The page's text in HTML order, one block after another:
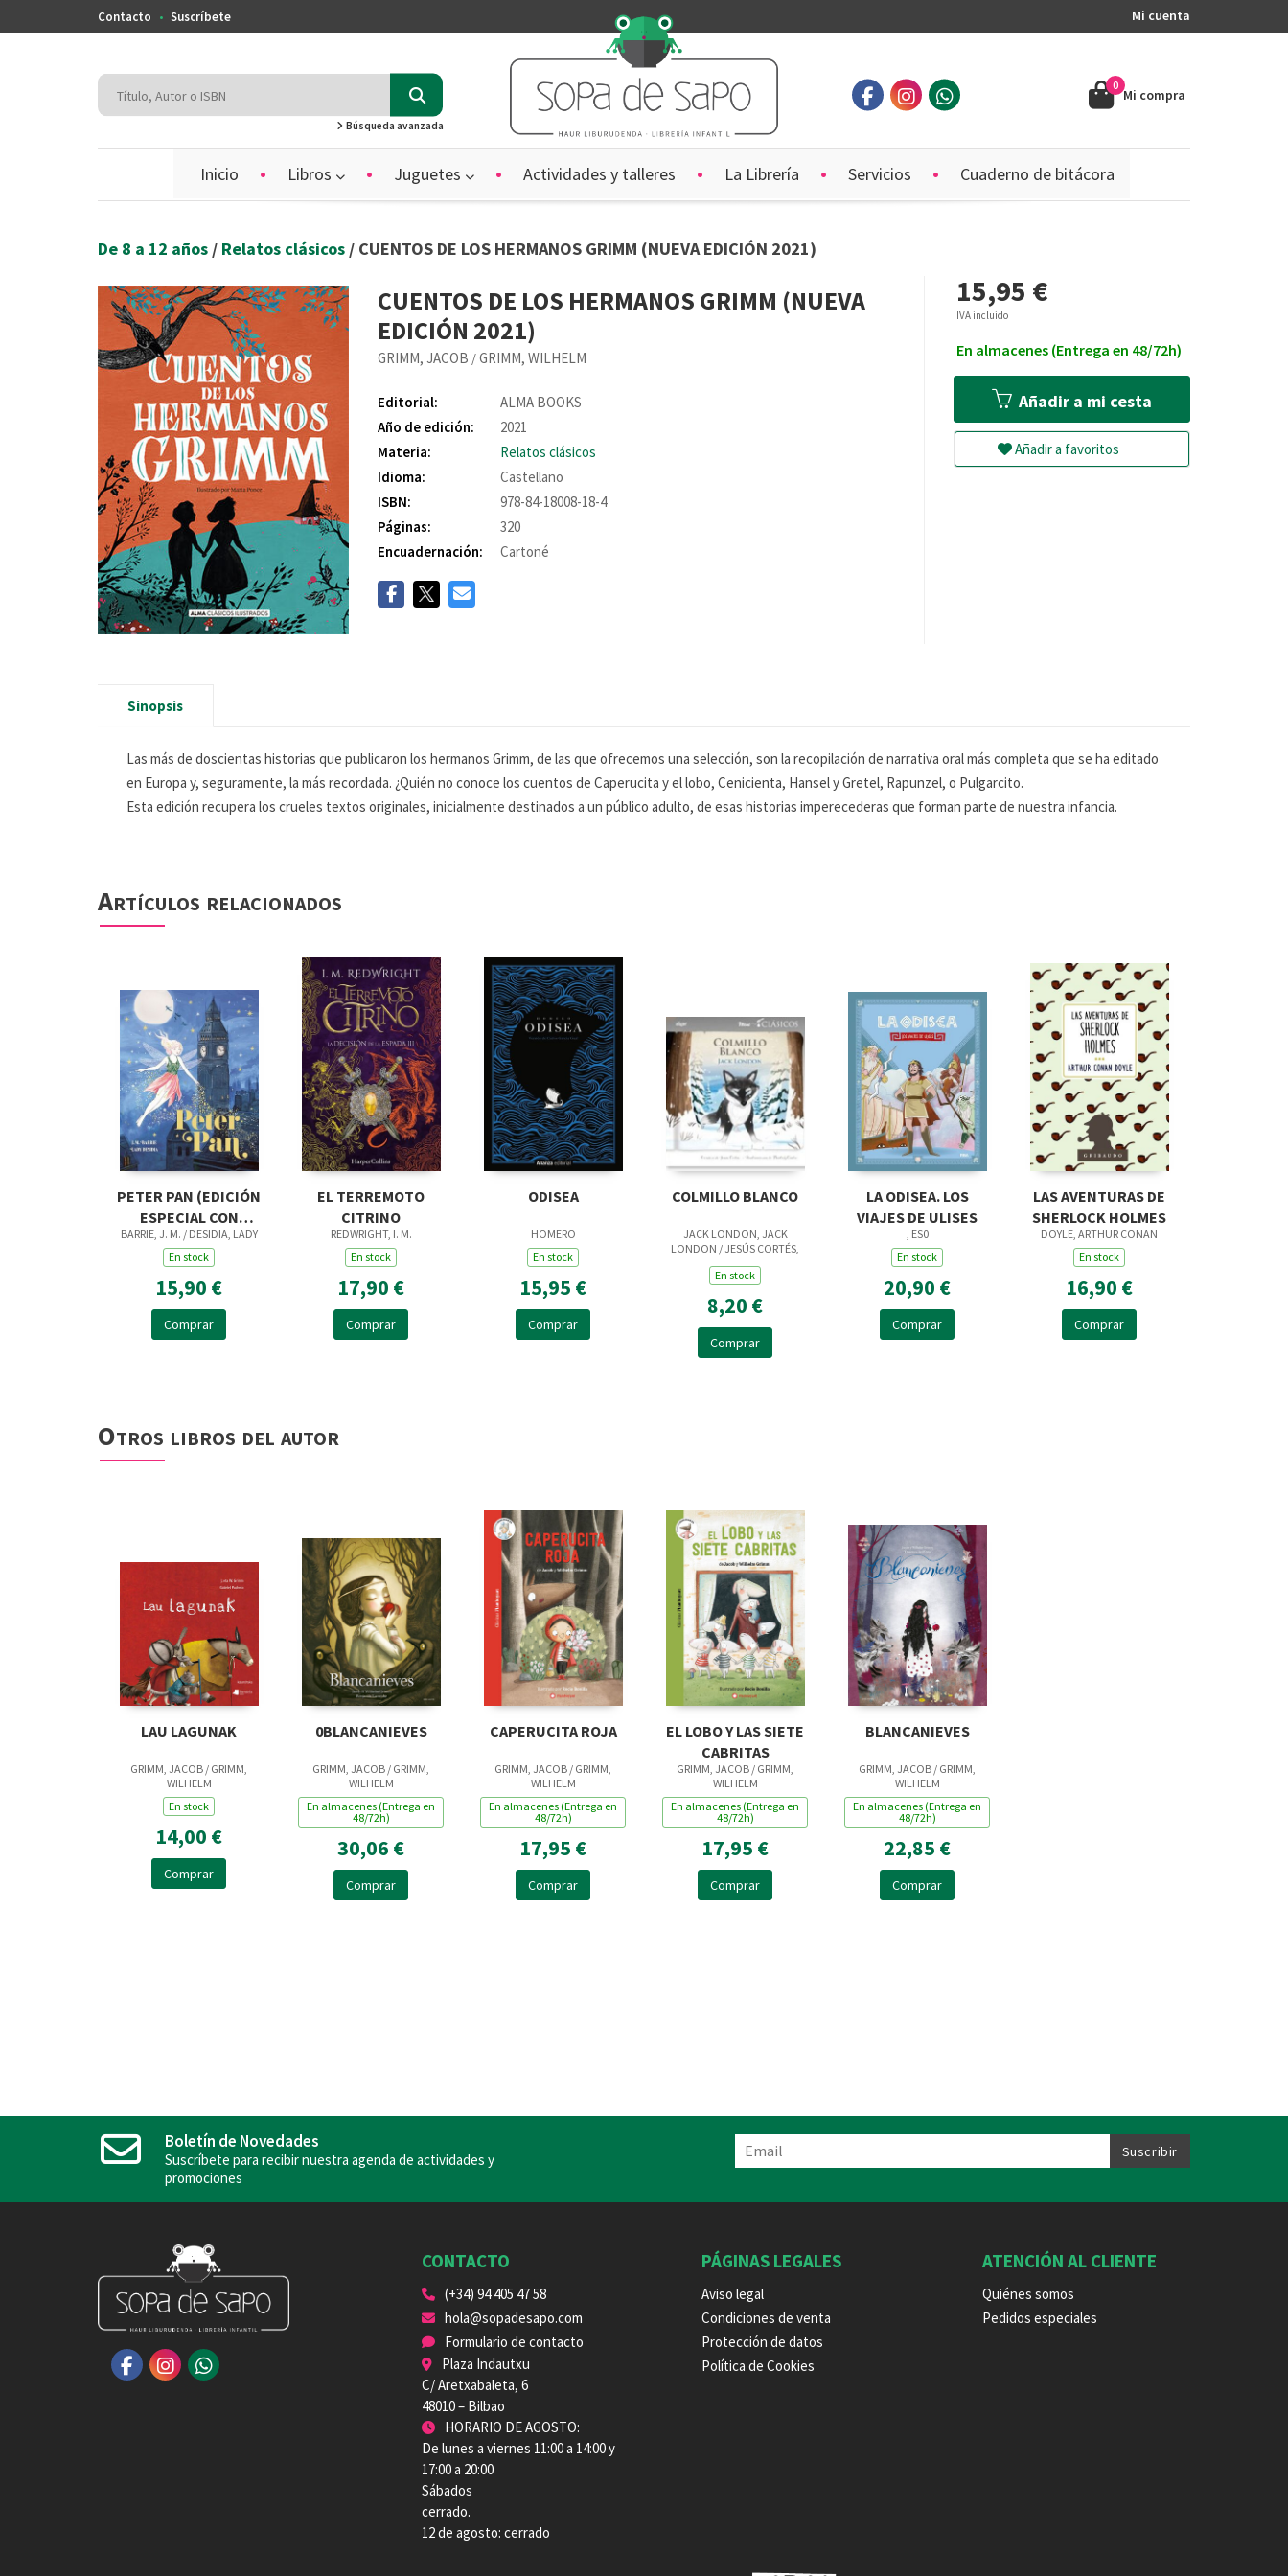
Mi cuenta
Contacto Suscríbete
Búsqueda avanzada
Mi compra
0
Inicio Libros Juguetes Actividades y talleres La Librería Servicios Cuaderno de bitácora
De 8 a 12 años / Relatos clásicos / CUENTOS DE LOS HERMANOS GRIMM (NUEVA EDICIÓN 2021)
CUENTOS DE LOS HERMANOS GRIMM (NUEVA
EDICIÓN 2021)
GRIMM, JACOB /GRIMM, WILHELM
Editorial:
ALMA BOOKS
Año de edición:
2021
Materia:
Relatos clásicos
Idioma:
Castellano
ISBN:
978-84-18008-18-4
Páginas:
320
Encuadernación:
Cartoné
15,95 €
IVA incluido
En almacenes (Entrega en 48/72h)
Añadir a mi cesta
Añadir a favoritos
Sinopsis
Las más de doscientas historias que publicaron los hermanos Grimm, de las que ofrecemos una selección, son la recopilación de narrativa oral más completa que se ha editado
en Europa y, seguramente, la más recordada. ¿Quién no conoce los cuentos de Caperucita y el lobo, Cenicienta, Hansel y Gretel, Rapunzel, o Pulgarcito.
Esta edición recupera los crueles textos originales, inicialmente destinados a un público adulto, de esas historias imperecederas que forman parte de nuestra infancia.
Artículos relacionados
PETER PAN (EDICIÓN
ESPECIAL CON
CANTOS TINTADOS)
BARRIE, J. M. / DESIDIA, LADY
En stock
15,90 €
Comprar
EL TERREMOTO
CITRINO
REDWRIGHT, I. M.
En stock
17,90 €
Comprar
ODISEA
HOMERO
En stock
15,95 €
Comprar
COLMILLO BLANCO
JACK LONDON, JACK
LONDON / JESÚS CORTÉS,
JESUS
En stock
8,20 €
Comprar
LA ODISEA. LOS
VIAJES DE ULISES
, ES0
En stock
20,90 €
Comprar
LAS AVENTURAS DE
SHERLOCK HOLMES
DOYLE, ARTHUR CONAN
En stock
16,90 €
Comprar
Otros libros del autor
LAU LAGUNAK
GRIMM, JACOB / GRIMM,
WILHELM
En stock
14,00 €
Comprar
0BLANCANIEVES
GRIMM, JACOB / GRIMM,
WILHELM
En almacenes (Entrega en
48/72h)
30,06 €
Comprar
CAPERUCITA ROJA
GRIMM, JACOB / GRIMM,
WILHELM
En almacenes (Entrega en
48/72h)
17,95 €
Comprar
EL LOBO Y LAS SIETE
CABRITAS
GRIMM, JACOB / GRIMM,
WILHELM
En almacenes (Entrega en
48/72h)
17,95 €
Comprar
BLANCANIEVES
GRIMM, JACOB / GRIMM,
WILHELM
En almacenes (Entrega en
48/72h)
22,85 €
Comprar
Boletín de Novedades
Suscríbete para recibir nuestra agenda de actividades y
promociones
CONTACTO
(+34) 94 405 47 58
hola@sopadesapo.com
Formulario de contacto
Plaza Indautxu
C/ Aretxabaleta, 6
48010 – Bilbao
HORARIO DE AGOSTO:
De lunes a viernes 11:00 a 14:00 y
17:00 a 20:00
Sábados
cerrado.
12 de agosto: cerrado
PÁGINAS LEGALES
Aviso legal
Condiciones de venta
Protección de datos
Política de Cookies
ATENCIÓN AL CLIENTE
Quiénes somos
Pedidos especiales